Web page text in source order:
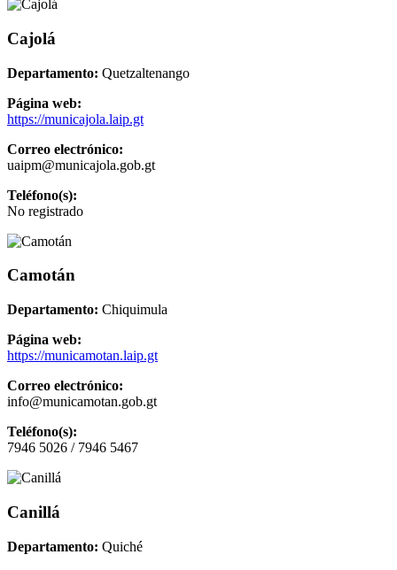
Cajolá
Departamento: Quetzaltenango
Página web:
https://municajola.laip.gt
Correo electrónico:
uaipm@municajola.gob.gt
Teléfono(s):
No registrado
Camotán
Departamento: Chiquimula
Página web:
https://municamotan.laip.gt
Correo electrónico:
info@municamotan.gob.gt
Teléfono(s):
7946 5026 / 7946 5467
Canillá
Departamento: Quiché